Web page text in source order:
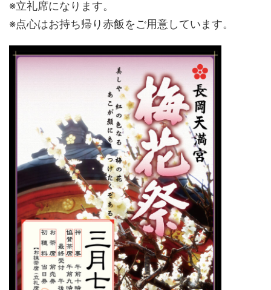
※立礼席になります。
※点心はお持ち帰り赤飯をご用意しています。